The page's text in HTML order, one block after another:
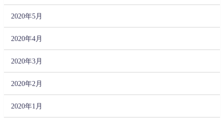
2020年5月
2020年4月
2020年3月
2020年2月
2020年1月